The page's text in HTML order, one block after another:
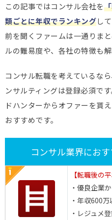
この記事ではコンサル会社を
類ごとに年収でランキングし
前を聞くファームは一通りま
ルの難易度や、各社の特徴も解
コンサル転職を考えているな
ンサルティングは登録必須で
ドハンターからオファーを貰
おすすめです。
コンサル業界にお
【転職後の
・優良企業
・年収600
・レジュメ